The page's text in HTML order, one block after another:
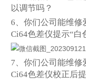
以调节吗？
6、你们公司能维
Ci64色差仪提示“白
7、你们公司能维
Ci64色差仪校正后